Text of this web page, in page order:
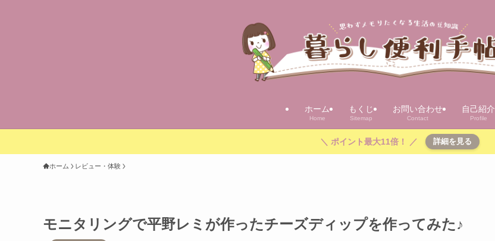
ホーム
Home
もくじ
Sitemap
お問い合わせ
Contact
自己紹介
Profile
＼ ポイント最大11倍！ ／ 詳細を見る
ホーム レビュー・体験
モニタリングで平野レミが作ったチーズディップを作ってみた♪